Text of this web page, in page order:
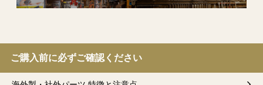
ご購入前に必ずご確認ください